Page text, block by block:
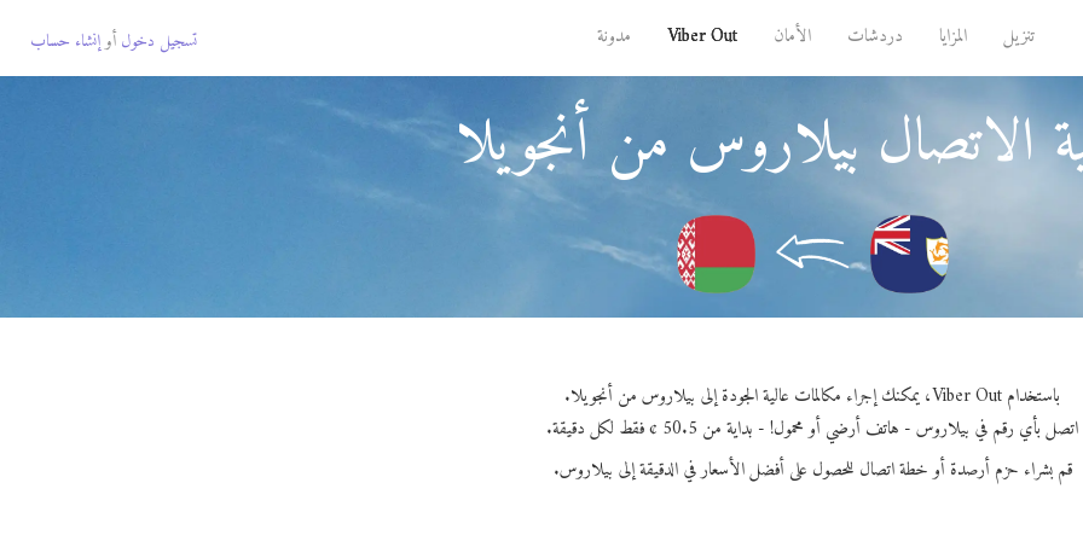
تنزيل المزايا دردشات الأمان Viber Out مدونة تسجيل دخول أوإنشاء حساب
الاتصال بيلاروس من أنجويلا
باستخدام Viber Out، يمكنك إجراء مكالمات عالية الجودة إلى بيلاروس من أنجويلا.
اتصل بأي رقم في بيلاروس - هاتف أرضي أو محمول! - بداية من 50.5 ¢ فقط لكل دقيقة.
قم بشراء حزم أرصدة أو خطة اتصال للحصول على أفضل الأسعار في الدقيقة إلى بيلاروس.